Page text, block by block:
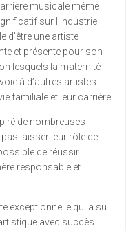
musicale même
sur l’industrie
d’être une artiste
et présente pour son
lesquels la maternité
à d’autres artistes
familiale et leur carrière.
de nombreuses
laisser leur rôle de
de réussir
responsable et
exceptionnelle qui a su
avec succès.